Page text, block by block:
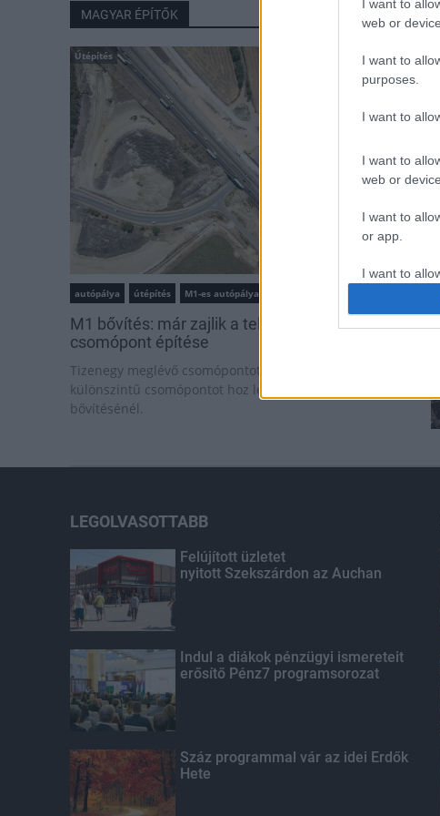
I want to
web or
I want to
purposes.
I want to
I want to
web or
I want to
or app.
I want to
I want to
MAGYAR ÉPÍTŐK
Útépítés
autópálya útépítés M1-es autópálya
M1 bővítés: már zajlik a teljesen új Bicske Kelet
csomópont építése
Tizenegy meglévő csomópontot korszerűsít és négy új,
különszintű csomópontot hoz létre az MKIF az M1-es
bővítésénél.
LEGOLVASOTTABB
Felújított üzletet
nyitott Szekszárdon az Auchan
Indul a diákok pénzügyi ismereteit
erősítő Pénz7 programsorozat
Száz programmal vár az idei Erdők
Hete